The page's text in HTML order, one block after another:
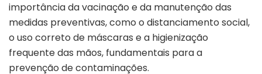
importância da vacinação e da manutenção das
medidas preventivas, como o distanciamento social,
o uso correto de máscaras e a higienização
frequente das mãos, fundamentais para a
prevenção de contaminações.